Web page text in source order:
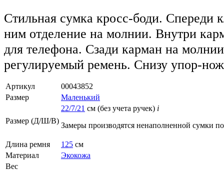
Стильная сумка кросс-боди. Спереди
ним отделение на молнии. Внутри
для телефона. Сзади карман на
регулируемый ремень. Снизу упор-
Артикул
00043852
Размер
Маленький
Размер (Д/Ш/В)
22/7/21 см (без учета ручек) i
Замеры производятся ненаполненной сумки
Длина ремня 125 см
Материал
Экокожа
Вес